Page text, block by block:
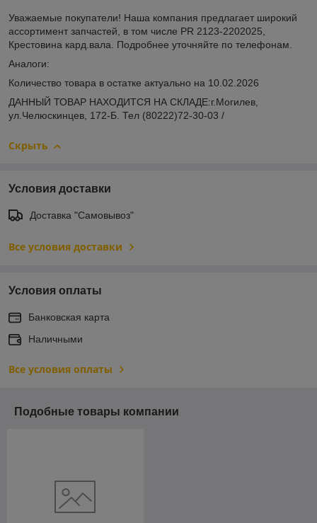
Уважаемые покупатели! Наша компания предлагает широкий
ассортимент запчастей, в том числе PR 2123-2202025,
Крестовина кард.вала. Подробнее уточняйте по телефонам.
Аналоги:
Количество товара в остатке актуально на 10.02.2026
ДАННЫЙ ТОВАР НАХОДИТСЯ НА СКЛАДE:г.Могилев,
ул.Челюскинцев, 172-Б. Тел (80222)72-30-03 /
Скрыть
Условия доставки
Доставка "Самовывоз"
Все условия доставки
Условия оплаты
Банковская карта
Наличными
Все условия оплаты
Подобные товары компании